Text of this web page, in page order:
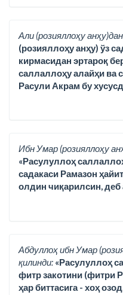
Али (розияллоҳу
(розияллоҳу анҳу) ўз
кирмасидан эртароқ
саллаллоҳу алайҳи ва
Расули Акрам бу
Ибн Умар (розияллоҳу
«Расулуллоҳ
садакаси Рамазон
олдин чиқарилсин,
Абдуллоҳ ибн Умар
қилинди: «Расулуллоҳ
фитр закотини (фитри
ҳар биттасига - хоҳ